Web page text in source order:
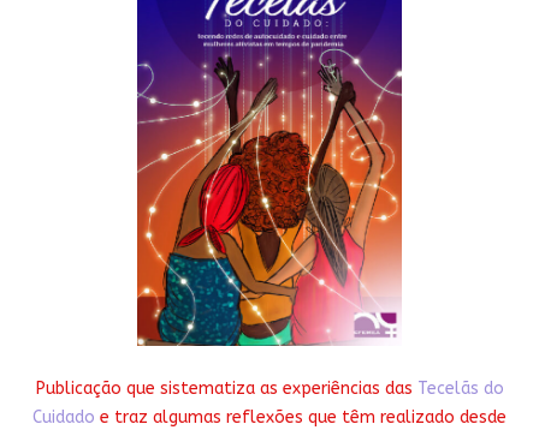
Publicação que sistematiza as experiências das Tecelãs do
Cuidado e traz algumas reflexões que têm realizado desde